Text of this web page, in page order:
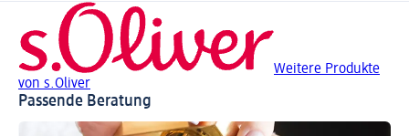
Weitere Produkte
von s.Oliver
Passende Beratung